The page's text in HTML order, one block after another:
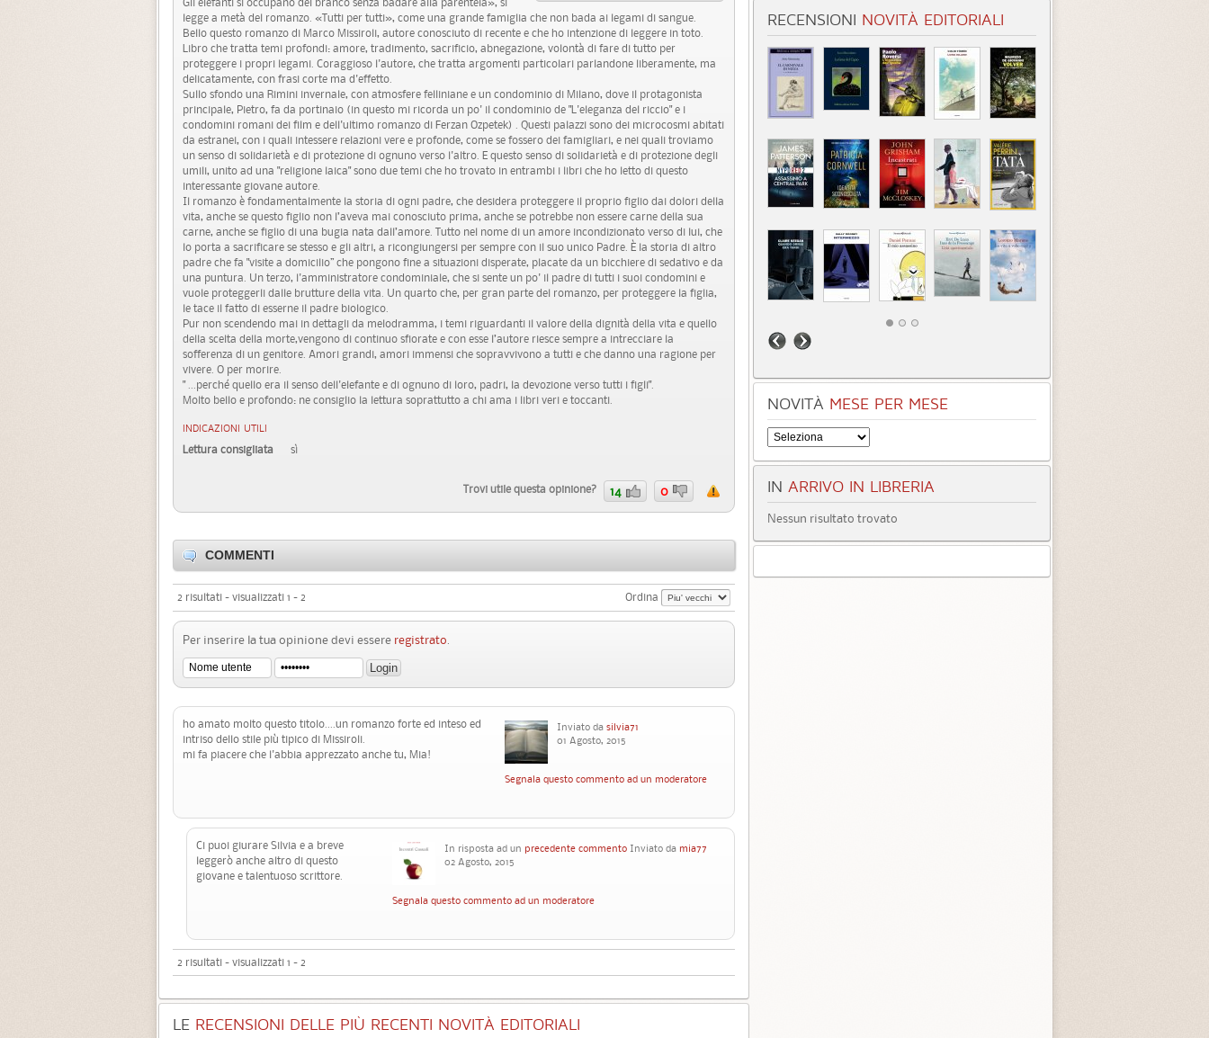
legge a metà del romanzo. «Tutti per tutti», come una grande famiglia che non bada ai legami di sangue.
Bello questo romanzo di Marco Missiroli, autore conosciuto di recente e che ho intenzione di leggere in toto.
Libro che tratta temi profondi: amore, tradimento, sacrificio, abnegazione, volontà di fare di tutto per
proteggere i propri legami. Coraggioso l'autore, che tratta argomenti particolari parlandone liberamente, ma
delicatamente, con frasi corte ma d'effetto.
Sullo sfondo una Rimini invernale, con atmosfere felliniane e un condominio di Milano, dove il protagonista
principale, Pietro, fa da portinaio (in questo mi ricorda un po' il condominio de "L'eleganza del riccio" e i
condomini romani dei film e dell'ultimo romanzo di Ferzan Ozpetek) . Questi palazzi sono dei microcosmi abitati
da estranei, con i quali intessere relazioni vere e profonde, come se fossero dei famigliari, e nei quali troviamo
un senso di solidarietà e di protezione di ognuno verso l'altro. E questo senso di solidarietà e di protezione degli
umili, unito ad una "religione laica" sono due temi che ho trovato in entrambi i libri che ho letto di questo
interessante giovane autore.
Il romanzo è fondamentalmente la storia di ogni padre, che desidera proteggere il proprio figlio dai dolori della
vita, anche se questo figlio non l’aveva mai conosciuto prima, anche se potrebbe non essere carne della sua
carne, anche se figlio di una bugia nata dall’amore. Tutto nel nome di un amore incondizionato verso di lui, che
lo porta a sacrificare se stesso e gli altri, a ricongiungersi per sempre con il suo unico Padre. È la storia di altro
padre che fa "visite a domicilio” che pongono fine a situazioni disperate, placate da un bicchiere di sedativo e da
una puntura. Un terzo, l'amministratore condominiale, che si sente un po' il padre di tutti i suoi condomini e
vuole proteggerli dalle brutture della vita. Un quarto che, per gran parte del romanzo, per proteggere la figlia,
le tace il fatto di esserne il padre biologico.
Pur non scendendo mai in dettagli da melodramma, i temi riguardanti il valore della dignità della vita e quello
della scelta della morte,vengono di continuo sfiorate e con esse l’autore riesce sempre a intrecciare la
sofferenza di un genitore. Amori grandi, amori immensi che sopravvivono a tutti e che danno una ragione per
vivere. O per morire.
" ...perché quello era il senso dell'elefante e di ognuno di loro, padri, la devozione verso tutti i figli".
Molto bello e profondo: ne consiglio la lettura soprattutto a chi ama i libri veri e toccanti.
INDICAZIONI UTILI
Lettura consigliata sì
Trovi utile questa opinione? 14 0
COMMENTI
2 risultati - visualizzati 1 - 2 Ordina
Per inserire la tua opinione devi essere registrato
Inviato dasilvia71
01 Agosto, 2015
Segnala questo commento ad un moderatore
ho amato molto questo titolo....un romanzo forte ed inteso ed
intriso dello stile più tipico di Missiroli.
mi fa piacere che l'abbia apprezzato anche tu, Mia!
In risposta ad un precedente commento Inviato da mia77
02 Agosto, 2015
Segnala questo commento ad un moderatore
Ci puoi giurare Silvia e a breve
leggerò anche altro di questo
giovane e talentuoso scrittore.
2 risultati - visualizzati 1 - 2
LE RECENSIONI DELLE PIÙ RECENTI NOVITÀ EDITORIALI
RECENSIONI NOVITÀ EDITORIALI
NOVITÀ MESE PER MESE
IN ARRIVO IN LIBRERIA
Nessun risultato trovato